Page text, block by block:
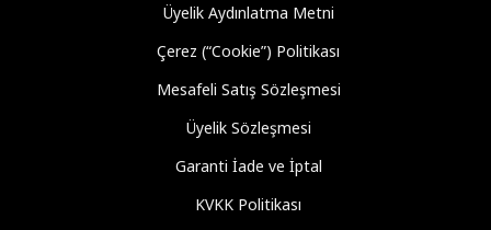
Üyelik Aydınlatma Metni
Çerez (“Cookie”) Politikası
Mesafeli Satış Sözleşmesi
Üyelik Sözleşmesi
Garanti İade ve İptal
KVKK Politikası